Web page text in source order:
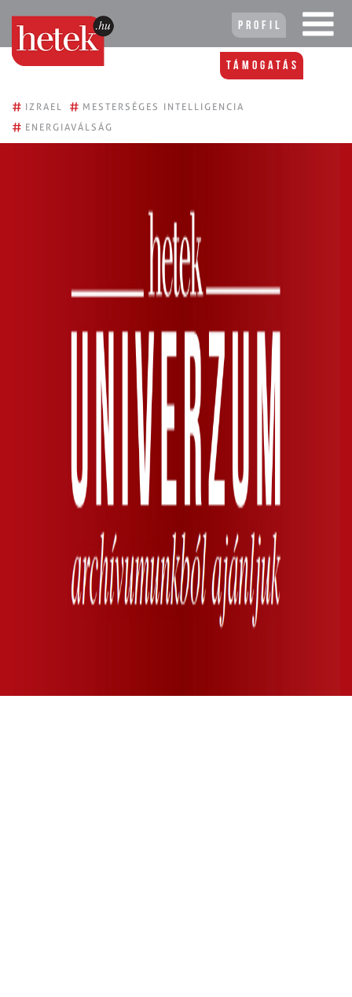
Profil
Támogatás
# IZRAEL # MESTERSÉGES INTELLIGENCIA
# ENERGIAVÁLSÁG